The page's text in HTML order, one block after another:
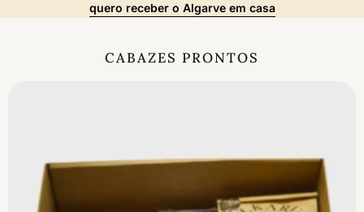
quero receber o Algarve em casa
CABAZES PRONTOS